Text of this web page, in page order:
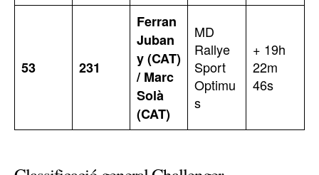
53 231
Ferran
Juban
y (CAT)
/ Marc
Solà
(CAT)
MD
Rallye
Sport
Optimu
s
+ 19h
22m
46s